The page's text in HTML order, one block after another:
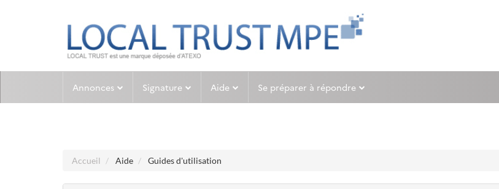
Annonces Signature Aide Se préparer à répondre
Accueil Aide Guides d'utilisation